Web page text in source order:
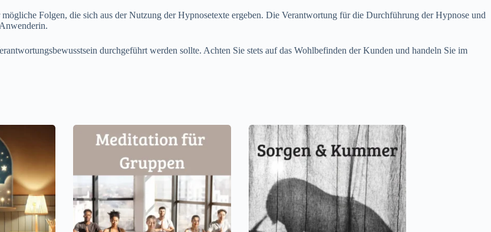
Folgen, die sich aus der Nutzung der Hypnosetexte ergeben. Die Verantwortung für die Durchführung der Hypnose und
durchgeführt werden sollte. Achten Sie stets auf das Wohlbefinden der Kunden und handeln Sie im